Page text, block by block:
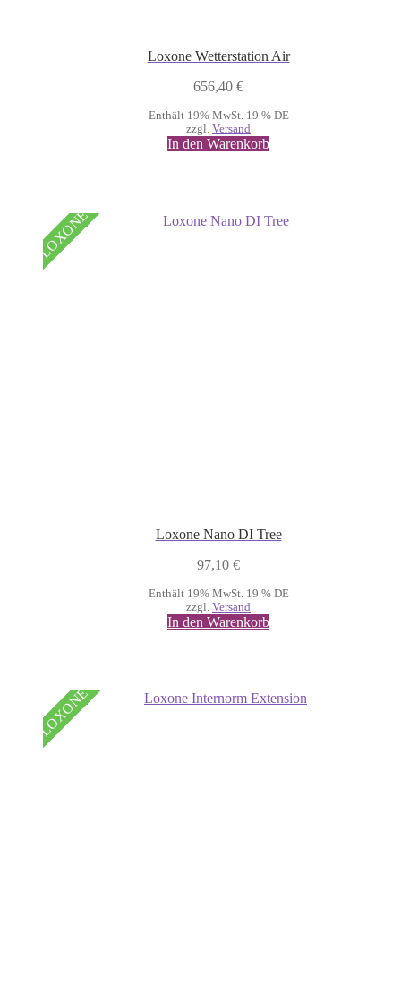
Loxone Wetterstation Air
656,40 €
Enthält 19% MwSt. 19 % DE
zzgl. Versand
In den Warenkorb
LOXONE
Loxone Nano DI Tree
97,10 €
Enthält 19% MwSt. 19 % DE
zzgl. Versand
In den Warenkorb
LOXONE